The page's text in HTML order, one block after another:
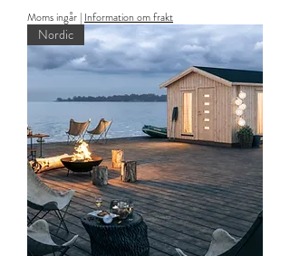
Moms ingår | Information om frakt
Nordic